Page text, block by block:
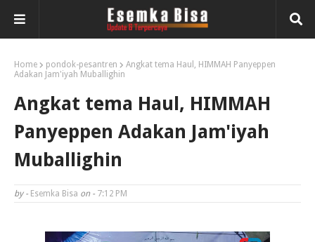
Home pondok-pesantren
Angkat tema Haul, HIMMAH Panyeppen
Adakan Jam'iyah Muballighin
Angkat tema Haul, HIMMAH
Panyeppen Adakan Jam'iyah
Muballighin
by - Esemka Bisa on - 7:12 PM